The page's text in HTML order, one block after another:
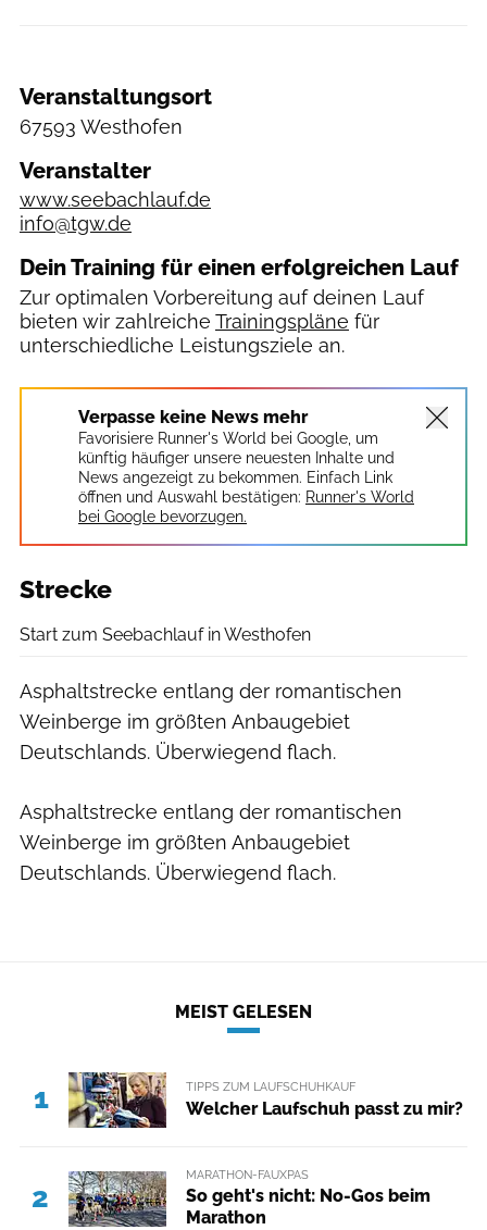
Veranstaltungsort
67593 Westhofen
Veranstalter
www.seebachlauf.de
info@tgw.de
Dein Training für einen erfolgreichen Lauf
Zur optimalen Vorbereitung auf deinen Lauf
bieten wir zahlreiche Trainingspläne für
unterschiedliche Leistungsziele an.
Verpasse keine News mehr
Favorisiere Runner's World bei Google, um
künftig häufiger unsere neuesten Inhalte und
News angezeigt zu bekommen. Einfach Link
öffnen und Auswahl bestätigen: Runner's World
bei Google bevorzugen.
Strecke
Start zum Seebachlauf in Westhofen
Asphaltstrecke entlang der romantischen
Weinberge im größten Anbaugebiet
Deutschlands. Überwiegend flach.
Asphaltstrecke entlang der romantischen
Weinberge im größten Anbaugebiet
Deutschlands. Überwiegend flach.
MEIST GELESEN
1 TIPPS ZUM LAUFSCHUHKAUF
Welcher Laufschuh passt zu mir?
2
MARATHON-FAUXPAS
So geht's nicht: No-Gos beim
Marathon